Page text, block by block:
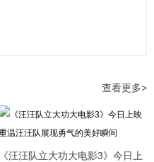
查看更多>
《汪汪队立大功大电影3》今日上